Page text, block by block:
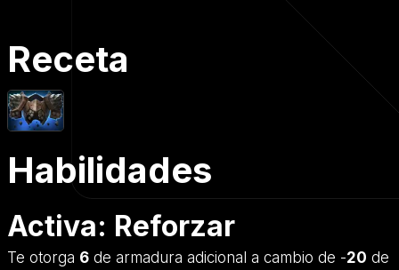
Receta
Habilidades
Activa: Reforzar
Te otorga 6 de armadura adicional a cambio de -20 de